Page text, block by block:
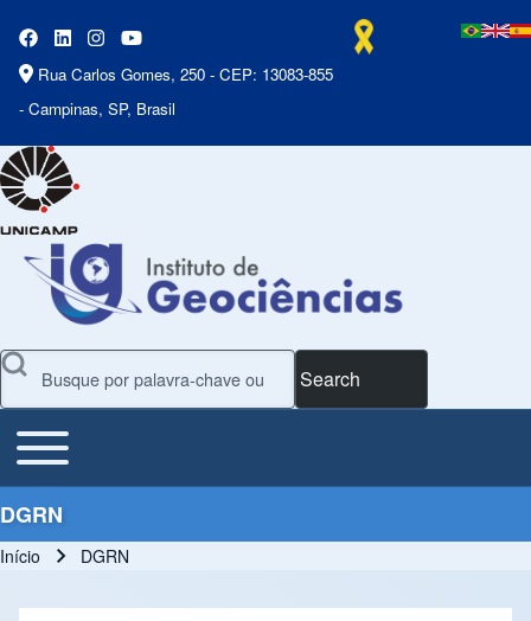
Rua Carlos Gomes, 250 - CEP: 13083-855
- Campinas, SP, Brasil
Search
Main Menu
Toggle main menu
DGRN
Início DGRN